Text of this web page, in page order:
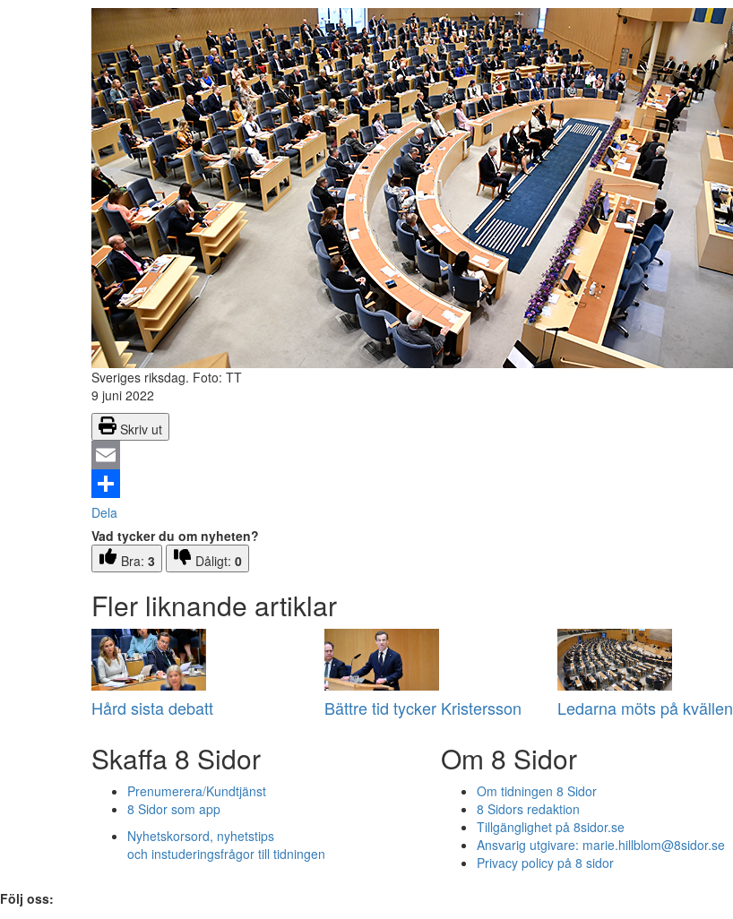
Sveriges riksdag. Foto: TT
9 juni 2022
Skriv ut
Email
Dela
Vad tycker du om nyheten?
Bra: 3 Dåligt: 0
Fler liknande artiklar
Hård sista debatt Bättre tid tycker Kristersson Ledarna möts på kvällen
Skaffa 8 Sidor
Prenumerera/Kundtjänst
8 Sidor som app
Nyhetskorsord, nyhetstips
och instuderingsfrågor till tidningen
Om 8 Sidor
Om tidningen 8 Sidor
8 Sidors redaktion
Tillgänglighet på 8sidor.se
Ansvarig utgivare: marie.hillblom@8sidor.se
Privacy policy på 8 sidor
Följ oss: